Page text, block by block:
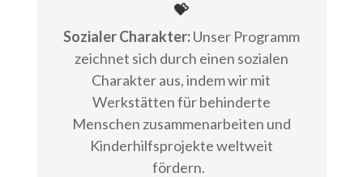
💝
Sozialer Charakter:Unser Programm
zeichnet sich durch einen sozialen
Charakter aus, indem wir mit
Werkstätten für behinderte
Menschen zusammenarbeiten und
Kinderhilfsprojekte weltweit
fördern.